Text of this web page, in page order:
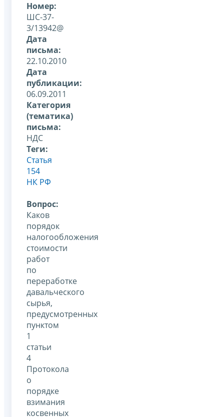
Номер:
ШС-37-
3/13942@
Дата
письма:
22.10.2010
Дата
публикации:
06.09.2011
Категория
(тематика)
письма:
НДС
Теги:
Статья
154
НК РФ
Вопрос:
Каков
порядок
налогообложения
стоимости
работ
по
переработке
давальческого
сырья,
предусмотренных
пунктом
1
статьи
4
Протокола
о
порядке
взимания
косвенных